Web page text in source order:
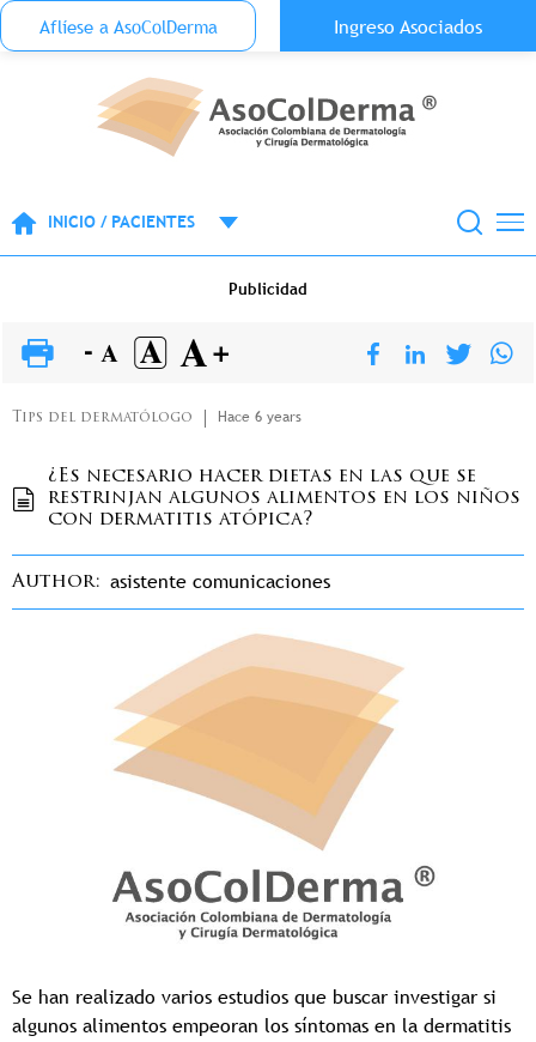
Pasar al contenido principal
Menu Top Anónimo
Aflíese a AsoColDerma Ingreso Asociados
INICIO / PACIENTES
Publicidad
Tips del dermatólogo Hace 6 years
¿Es necesario hacer dietas en las que se
restrinjan algunos alimentos en los niños
con dermatitis atópica?
Author asistente comunicaciones
Se han realizado varios estudios que buscar investigar si
algunos alimentos empeoran los síntomas en la dermatitis